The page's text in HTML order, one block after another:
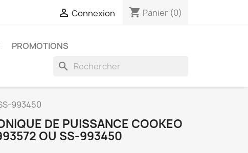
 Connexion shopping_cart Panier (0)
PROMOTIONS
search
993450
DE PUISSANCE COOKEO
OU SS-993450